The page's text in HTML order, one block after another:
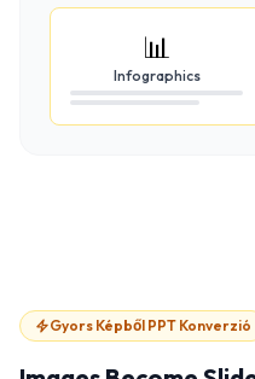
📊
Infographics
Gyors Képből PPT Konverzió